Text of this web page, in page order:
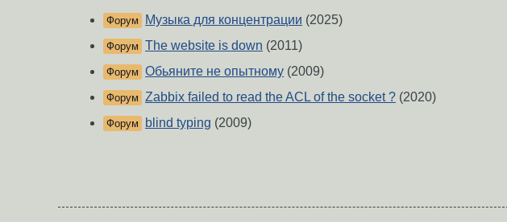
Форум Музыка для концентрации (2025)
Форум The website is down (2011)
Форум Обьяните не опытному (2009)
Форум Zabbix failed to read the ACL of the socket ? (2020)
Форум blind typing (2009)